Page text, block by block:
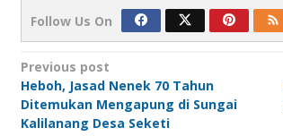
Follow Us On
Post
navigation
Previous post
Heboh, Jasad Nenek 70 Tahun
Ditemukan Mengapung di Sungai
Kalilanang Desa Seketi